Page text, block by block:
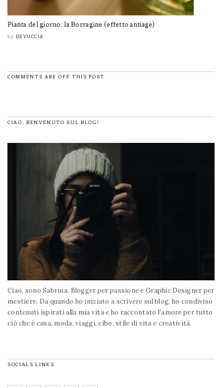
Pianta del giorno: la Borragine (effetto antiage)
by DEVUCCIA
COMMENTS ARE OFF THIS POST
CIAO, BENVENUTO SUL BLOG!
Ciao, sono Sabrina. Blogger per passione e Graphic Designer per
mestiere. Da quando ho iniziato a scrivere sul blog, ho condiviso
contenuti ispirati alla mia vita e ho raccontato l'amore per tutto
ciò che è casa, moda, viaggi, cibo, stile di vita e creatività.
SOCIALS LINKS